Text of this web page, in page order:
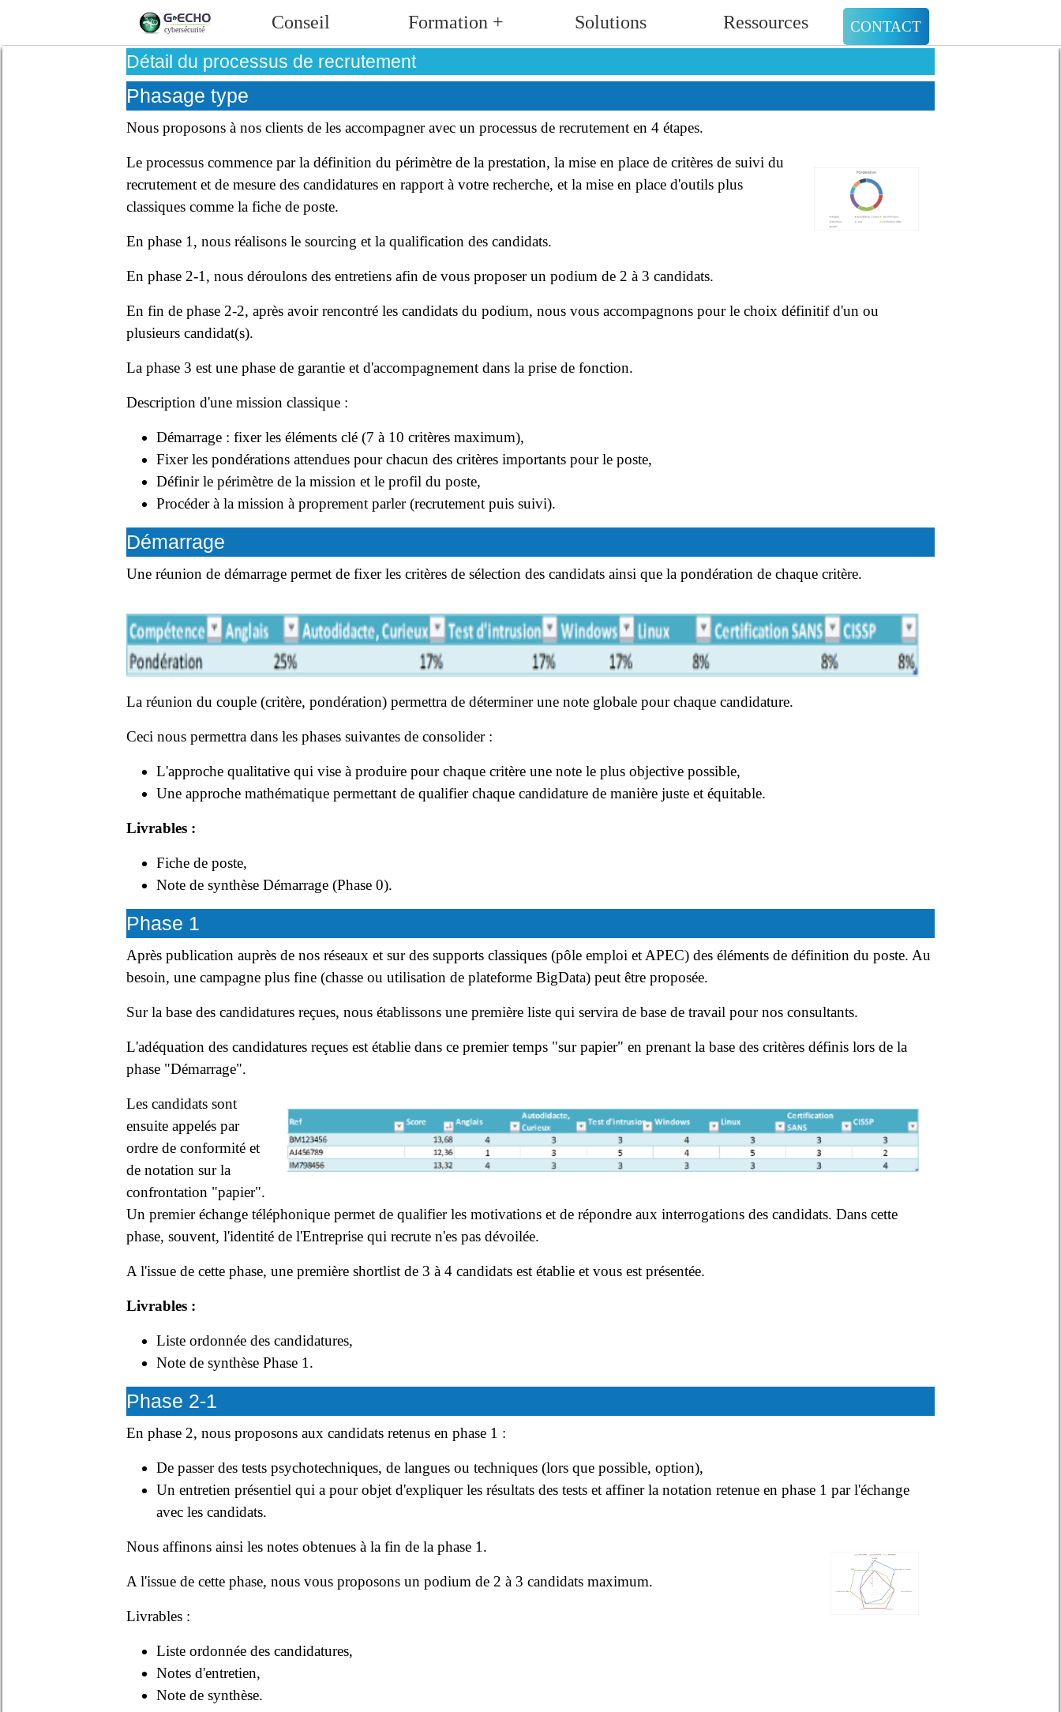
CONTACT
Conseil Formation + Solutions
Ressources
Détail du processus de recrutement
Phasage type
Nous proposons à nos clients de les accompagner avec un processus de recrutement en 4 étapes.
Le processus commence par la définition du périmètre de la prestation, la mise en place de critères de suivi du
recrutement et de mesure des candidatures en rapport à votre recherche, et la mise en place d'outils plus
classiques comme la fiche de poste.
En phase 1, nous réalisons le sourcing et la qualification des candidats.
En phase 2-1, nous déroulons des entretiens afin de vous proposer un podium de 2 à 3 candidats.
En fin de phase 2-2, après avoir rencontré les candidats du podium, nous vous accompagnons pour le choix définitif d'un ou
plusieurs candidat(s).
La phase 3 est une phase de garantie et d'accompagnement dans la prise de fonction.
Description d'une mission classique :
Démarrage : fixer les éléments clé (7 à 10 critères maximum),
Fixer les pondérations attendues pour chacun des critères importants pour le poste,
Définir le périmètre de la mission et le profil du poste,
Procéder à la mission à proprement parler (recrutement puis suivi).
Démarrage
Une réunion de démarrage permet de fixer les critères de sélection des candidats ainsi que la pondération de chaque critère.
La réunion du couple (critère, pondération) permettra de déterminer une note globale pour chaque candidature.
Ceci nous permettra dans les phases suivantes de consolider :
L'approche qualitative qui vise à produire pour chaque critère une note le plus objective possible,
Une approche mathématique permettant de qualifier chaque candidature de manière juste et équitable.
Livrables :
Fiche de poste,
Note de synthèse Démarrage (Phase 0).
Phase 1
Après publication auprès de nos réseaux et sur des supports classiques (pôle emploi et APEC) des éléments de définition du poste. Au
besoin, une campagne plus fine (chasse ou utilisation de plateforme BigData) peut être proposée.
Sur la base des candidatures reçues, nous établissons une première liste qui servira de base de travail pour nos consultants.
L'adéquation des candidatures reçues est établie dans ce premier temps "sur papier" en prenant la base des critères définis lors de la
phase "Démarrage".
Les candidats sont
ensuite appelés par
ordre de conformité et
de notation sur la
confrontation "papier".
Un premier échange téléphonique permet de qualifier les motivations et de répondre aux interrogations des candidats. Dans cette
phase, souvent, l'identité de l'Entreprise qui recrute n'es pas dévoilée.
A l'issue de cette phase, une première shortlist de 3 à 4 candidats est établie et vous est présentée.
Livrables :
Liste ordonnée des candidatures,
Note de synthèse Phase 1.
Phase 2-1
En phase 2, nous proposons aux candidats retenus en phase 1 :
De passer des tests psychotechniques, de langues ou techniques (lors que possible, option),
Un entretien présentiel qui a pour objet d'expliquer les résultats des tests et affiner la notation retenue en phase 1 par l'échange
avec les candidats.
Nous affinons ainsi les notes obtenues à la fin de la phase 1.
A l'issue de cette phase, nous vous proposons un podium de 2 à 3 candidats maximum.
Livrables :
Liste ordonnée des candidatures,
Notes d'entretien,
Note de synthèse.